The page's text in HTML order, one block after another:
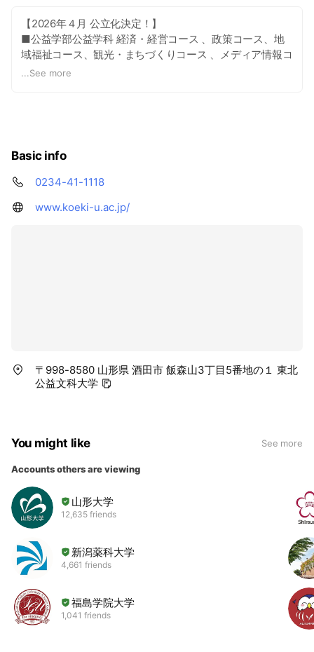
【2026年４月 公立化決定！】
■公益学部公益学科 経済・経営コース 、政策コース、地
域福祉コース、観光・まちづくりコース 、メディア情報コ
ース
...See more
Basic info
0234-41-1118
www.koeki-u.ac.jp/
〒998-8580 山形県 酒田市 飯森山3丁目5番地の１ 東北
公益文科大学
You might like See more
Accounts others are viewing
山形大学
12,635 friends
新潟薬科大学
4,661 friends
福島学院大学
1,041 friends